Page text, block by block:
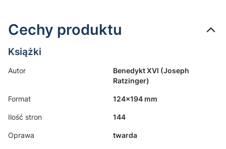
Cechy produktu
Książki
Autor
Benedykt XVI (Joseph
Ratzinger)
Format 124x194 mm
Ilość stron 144
Oprawa twarda